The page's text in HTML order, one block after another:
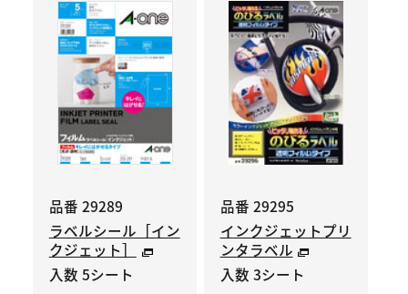
品番 29289
ラベルシール［イン
クジェット］
入数 5シート
品番 29295
インクジェットプリ
ンタラベル
入数 3シート